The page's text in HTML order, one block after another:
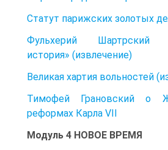
Статут парижских золотых
Фульхерий Шартрский
история» (извлечение)
Великая хартия вольностей
Тимофей Грановский о
реформах Карла VII
Модуль 4 НОВОЕ ВРЕМЯ